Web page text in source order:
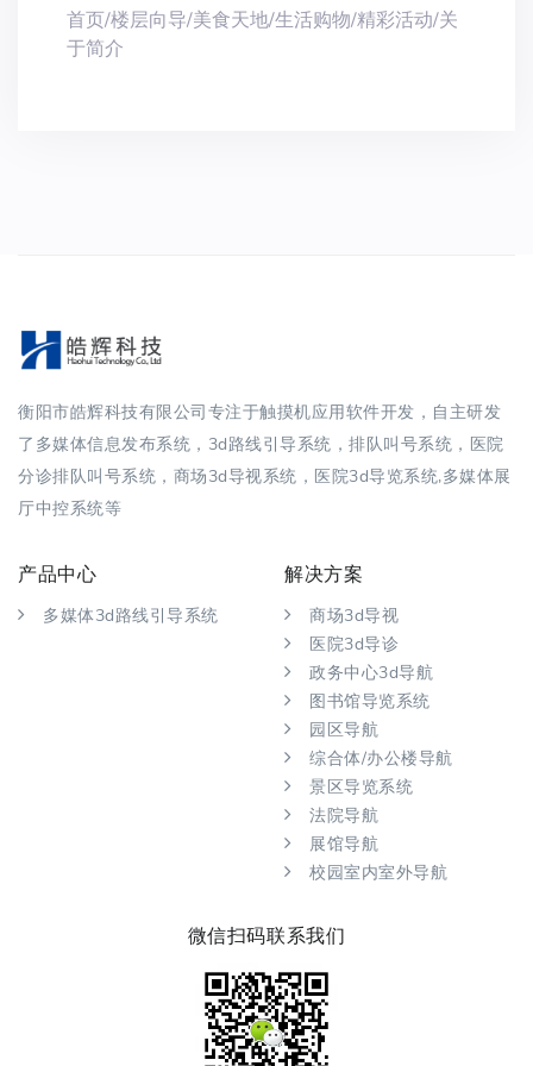
首页/楼层向导/美食天地/生活购物/精彩活动/关
于简介
衡阳市皓辉科技有限公司专注于触摸机应用软件开发，自主研发
了多媒体信息发布系统，3d路线引导系统，排队叫号系统，医院
分诊排队叫号系统，商场3d导视系统，医院3d导览系统,多媒体展
厅中控系统等
产品中心
多媒体3d路线引导系统
解决方案
商场3d导视
医院3d导诊
政务中心3d导航
图书馆导览系统
园区导航
综合体/办公楼导航
景区导览系统
法院导航
展馆导航
校园室内室外导航
微信扫码联系我们